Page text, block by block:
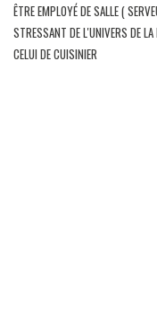
ÊTRE EMPLOYÉ DE SALLE (
STRESSANT DE L'UNIVERS DE
CELUI DE CUISINIER